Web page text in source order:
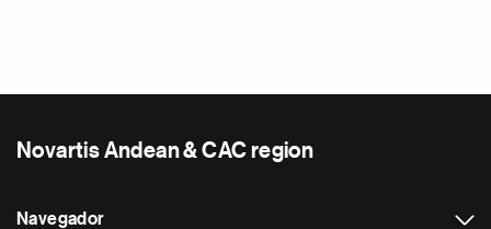
Novartis Andean & CAC region
Navegador